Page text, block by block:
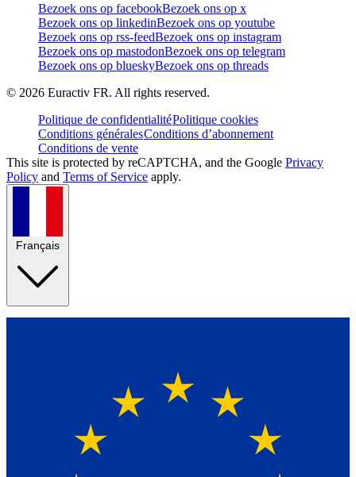
Bezoek ons op facebookBezoek ons op x
Bezoek ons op linkedinBezoek ons op youtube
Bezoek ons op rss-feedBezoek ons op instagram
Bezoek ons op mastodonBezoek ons op telegram
Bezoek ons op blueskyBezoek ons op threads
© 2026 Euractiv FR. All rights reserved.
Politique de confidentialitéPolitique cookies
Conditions généralesConditions d’abonnement
Conditions de vente
This site is protected by reCAPTCHA, and the Google Privacy
Policy and Terms of Service apply.
Français